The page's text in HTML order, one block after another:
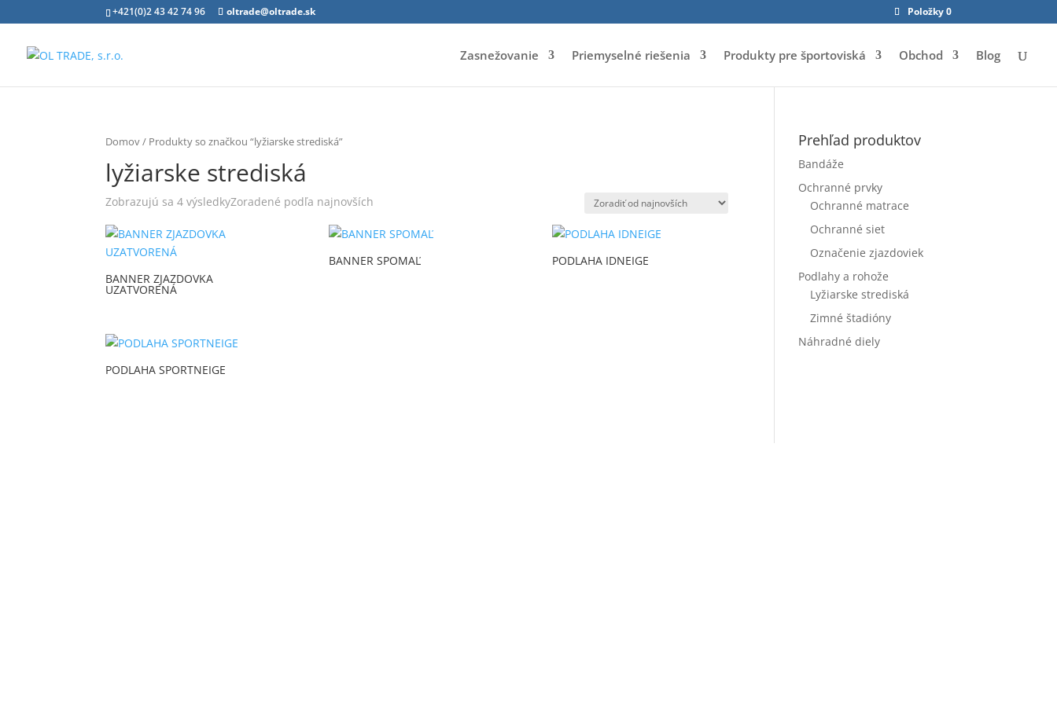
+421(0)2 43 42 74 96 oltrade@oltrade.sk Položky 0
Zasnežovanie Priemyselné riešenia Produkty pre športoviská Obchod Blog
Domov/ Produkty so značkou “lyžiarske strediská”
lyžiarske strediská
Zobrazujú sa 4 výsledkyZoradené podľa najnovších
BANNER ZJAZDOVKA
UZATVORENÁ
BANNER SPOMAĽ PODLAHA IDNEIGE
PODLAHA SPORTNEIGE
Prehľad produktov
Bandáže
Ochranné prvky
Ochranné matrace
Ochranné siet
Označenie zjazdoviek
Podlahy a rohože
Lyžiarske strediská
Zimné štadióny
Náhradné diely